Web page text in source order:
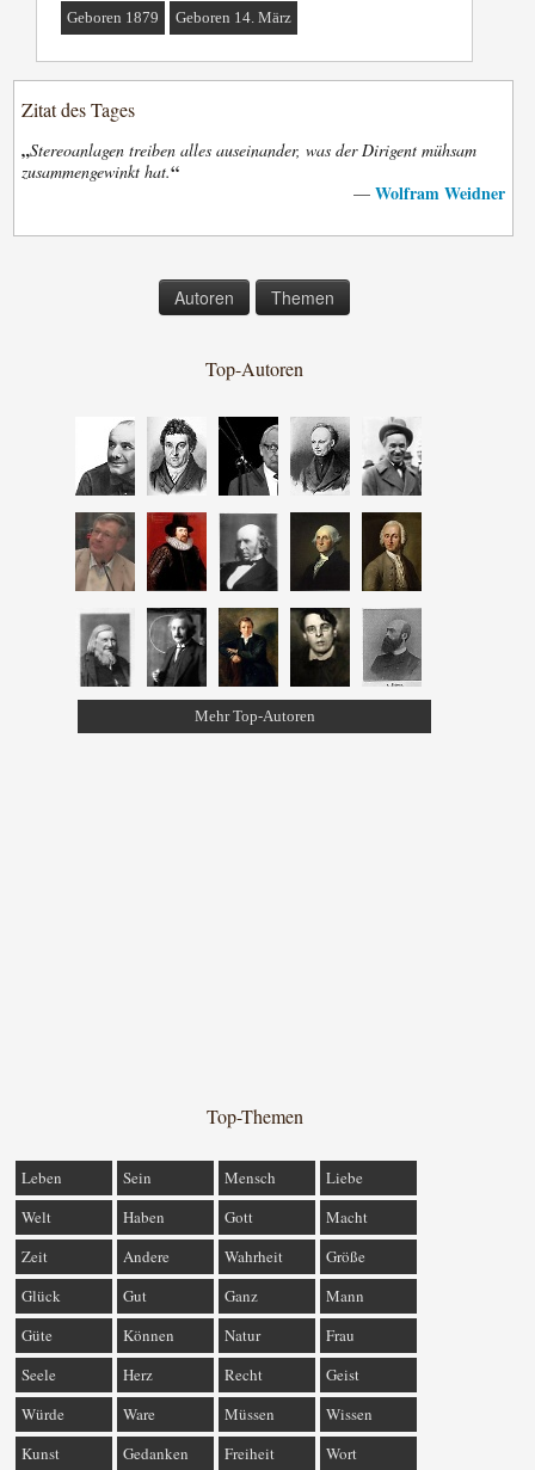
Geboren 1879 Geboren 14. März
Zitat des Tages
„Stereoanlagen treiben alles auseinander, was der Dirigent mühsam
zusammengewinkt hat.“
— Wolfram Weidner
Autoren Themen
Top-Autoren
Mehr Top-Autoren
Top-Themen
Leben Sein Mensch
Liebe
Welt
Haben Gott
Macht
Zeit
Andere Wahrheit
Größe
Glück
Gut Ganz
Mann
Güte
Können Natur
Frau
Seele
Herz Recht
Geist
Würde
Ware Müssen
Wissen
Kunst
Gedanken Freiheit Wort